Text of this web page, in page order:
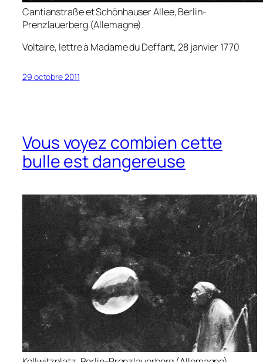
Cantianstraße et Schönhauser Allee, Berlin-
Prenzlauerberg (Allemagne).
Voltaire, lettre à Madame du Deffant, 28 janvier 1770
29 octobre 2011
Vous voyez combien cette
bulle est dangereuse